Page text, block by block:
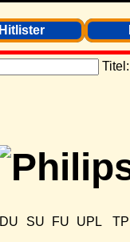
Hitlister
Titel:
DU
SU FU UPL TP